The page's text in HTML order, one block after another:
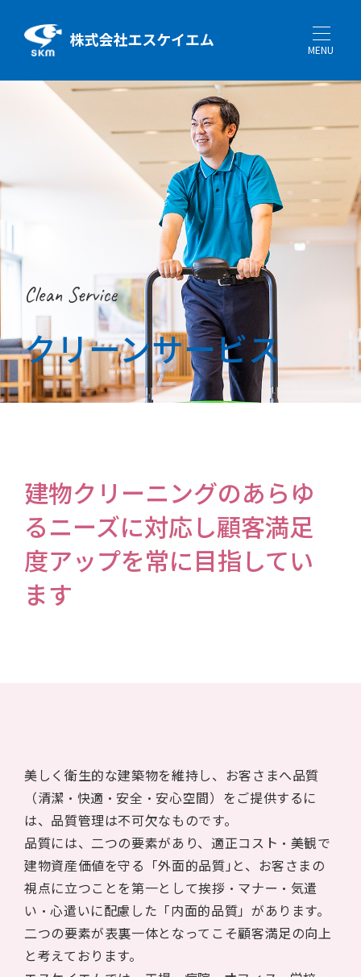
MENU
Clean Service
クリーンサービス
建物クリーニングのあらゆ
るニーズに対応し顧客満足
度アップを常に目指してい
ます
美しく衛生的な建築物を維持し、お客さまへ品質
（清潔・快適・安全・安心空間）をご提供するに
は、品質管理は不可欠なものです。
品質には、二つの要素があり、適正コスト・美観で
建物資産価値を守る「外面的品質｣と、お客さまの
視点に立つことを第一として挨拶・マナー・気遣
い・心遣いに配慮した「内面的品質」があります。
二つの要素が表裏一体となってこそ顧客満足の向上
と考えております。